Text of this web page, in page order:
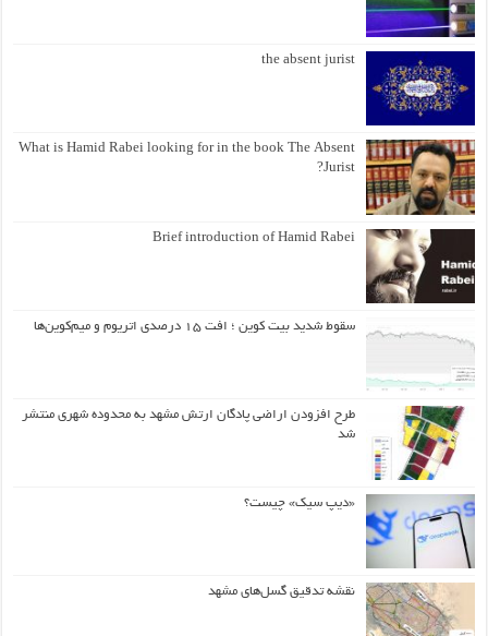
the absent jurist
What is Hamid Rabei looking for in the book The Absent
Jurist?
Brief introduction of Hamid Rabei
سقوط شدید بیت کوین ؛ افت ۱۵ درصدی اتریوم و میم‌کوین‌ها
طرح افزودن اراضی پادگان ارتش مشهد به محدوده شهری منتشر
شد
«دیپ سیک» چیست؟
نقشه تدقیق گسل‌های مشهد